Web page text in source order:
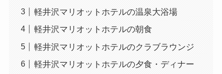
軽井沢マリオットホテルの温泉大浴場
軽井沢マリオットホテルの朝食
軽井沢マリオットホテルのクラブラウンジ
軽井沢マリオットホテルの夕食・ディナー